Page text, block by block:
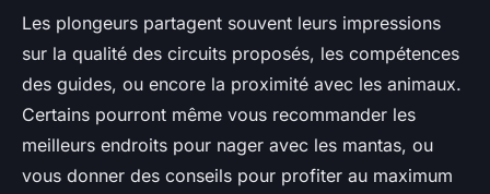
Les plongeurs partagent souvent leurs impressions
sur la qualité des circuits proposés, les compétences
des guides, ou encore la proximité avec les animaux.
Certains pourront même vous recommander les
meilleurs endroits pour nager avec les mantas, ou
vous donner des conseils pour profiter au maximum